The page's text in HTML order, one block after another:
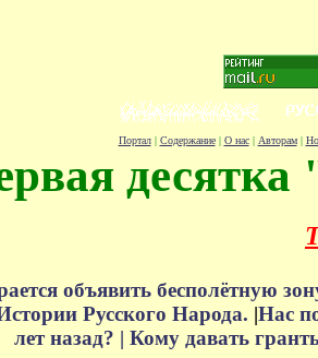
Портал| Содержание| О нас| Авторам|
десятка
объявить бесполётную
Русского Народа. |Нас
лет назад? | Кому давать